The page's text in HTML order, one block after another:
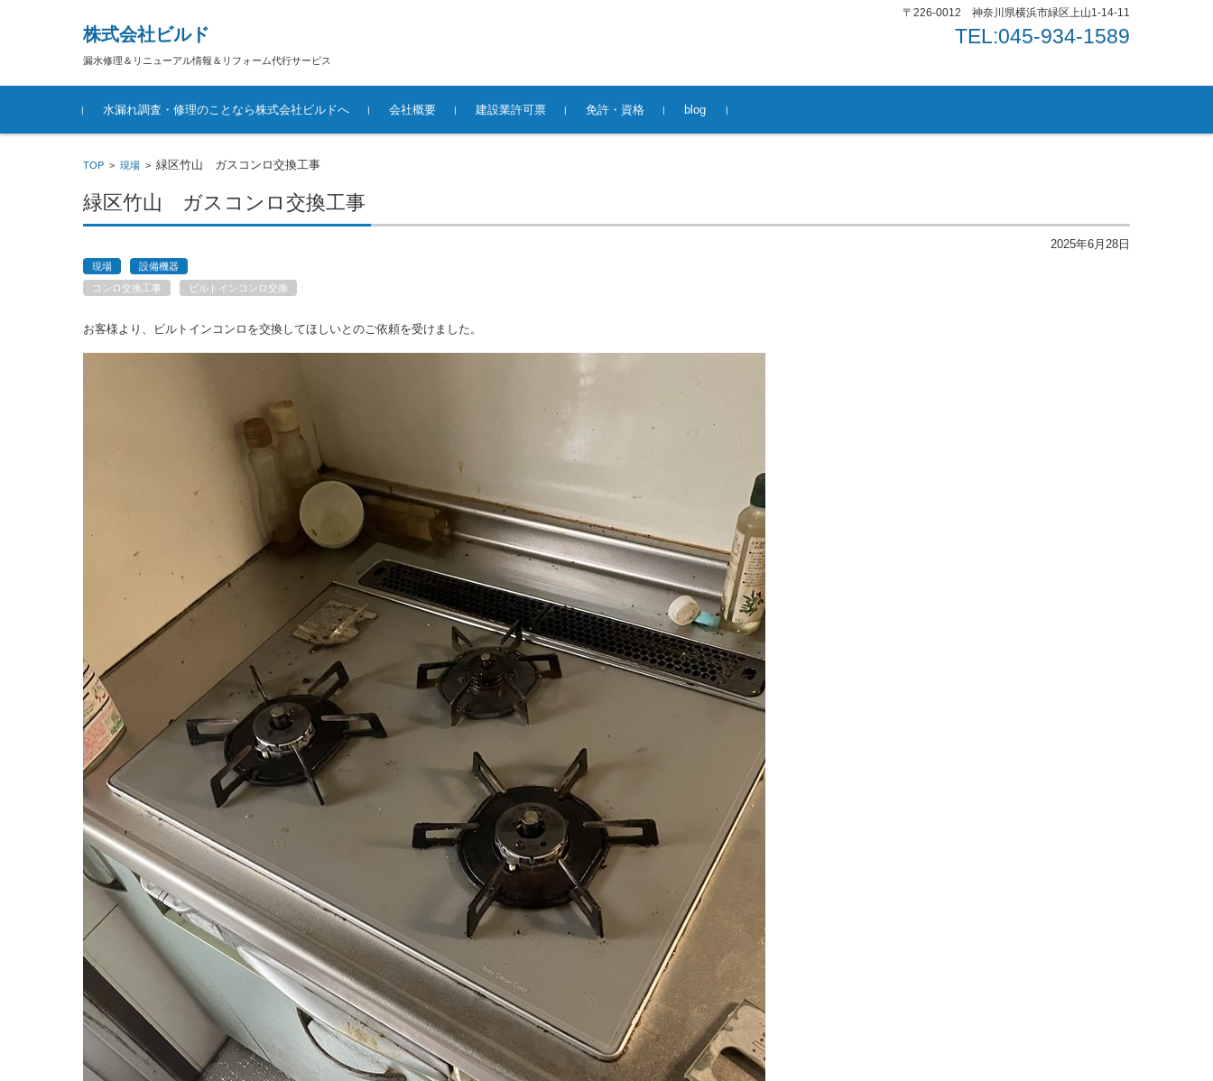
株式会社ビルド
漏水修理＆リニューアル情報＆リフォーム代行サービス
〒226-0012 神奈川県横浜市緑区上山1-14-11
TEL:045-934-1589
コンテンツに移動
水漏れ調査・修理のことなら株式会社ビルドへ
会社概要 建設業許可票 免許・資格 blog
TOP > 現場 > 緑区竹山 ガスコンロ交換工事
緑区竹山 ガスコンロ交換工事
2025年6月28日
現場
設備機器
コンロ交換工事
ビルトインコンロ交換
お客様より、ビルトインコンロを交換してほしいとのご依頼を受けました。